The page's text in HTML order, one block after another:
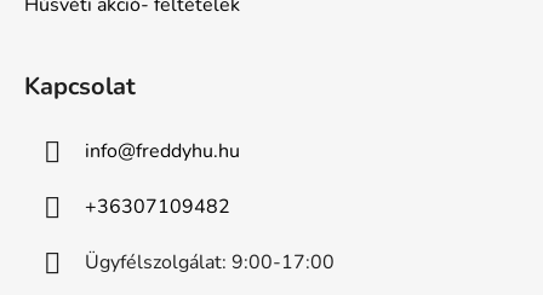
Kapcsolat
info@freddyhu.hu
+36307109482
Ügyfélszolgálat: 9:00-17:00